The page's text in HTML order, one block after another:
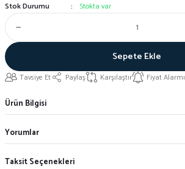
Stok Durumu
Stokta var
Sepete Ekle
Tavsiye Et Paylaş Karşılaştır Fiyat Alarmı
Ürün Bilgisi
Yorumlar
Taksit Seçenekleri